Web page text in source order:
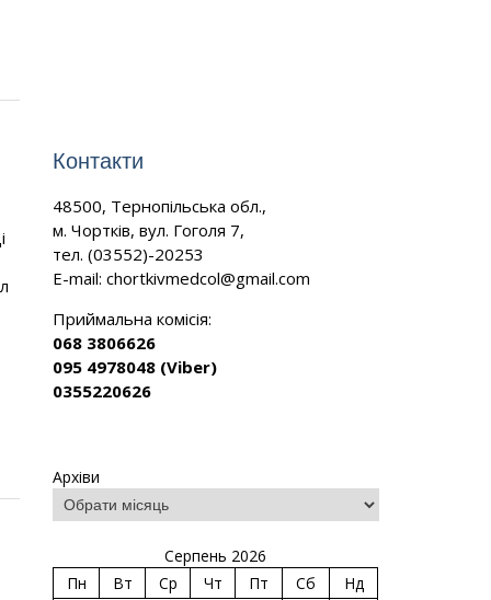
Контакти
48500, Тернопільська обл.,
м. Чортків, вул. Гоголя 7,
тел. (03552)-20253
E-mail:chortkivmedcol@gmail.com
Приймальна комісія:
068 3806626
095 4978048 (Viber)
0355220626
Архіви
Серпень 2026
Пн
Вт Ср Чт Пт Сб
Нд